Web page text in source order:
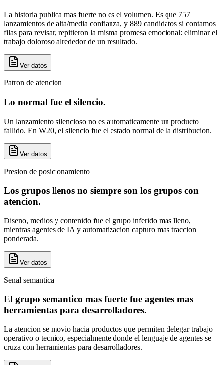
La historia publica mas fuerte no es el volumen. Es que 757
lanzamientos de alta/media confianza, y 889 candidatos si contamos
filas para revisar, repitieron la misma promesa emocional: eliminar el
trabajo doloroso alrededor de un resultado.
Ver datos
Patron de atencion
Lo normal fue el silencio.
Un lanzamiento silencioso no es automaticamente un producto
fallido. En W20, el silencio fue el estado normal de la distribucion.
Ver datos
Presion de posicionamiento
Los grupos llenos no siempre son los grupos con
atencion.
Diseno, medios y contenido fue el grupo inferido mas lleno,
mientras agentes de IA y automatizacion capturo mas traccion
ponderada.
Ver datos
Senal semantica
El grupo semantico mas fuerte fue agentes mas
herramientas para desarrolladores.
La atencion se movio hacia productos que permiten delegar trabajo
operativo o tecnico, especialmente donde el lenguaje de agentes se
cruza con herramientas para desarrolladores.